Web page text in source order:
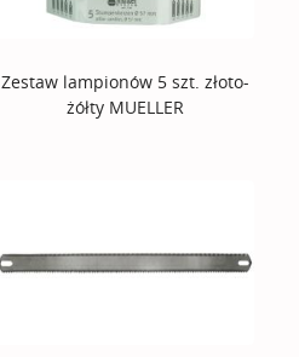
Zestaw lampionów 5 szt. złoto-
żółty MUELLER